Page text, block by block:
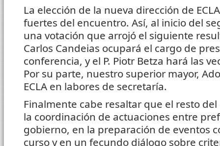
La elección de la nueva dirección de
fuertes del encuentro. Así, al inicio del
una votación que arrojó el siguiente
Carlos Candeias ocupará el cargo de
conferencia, y el P. Piotr Betza hará las
Por su parte, nuestro superior mayor,
ECLA en labores de secretaría.
Finalmente cabe resaltar que el resto
la coordinación de actuaciones entre
gobierno, en la preparación de eventos
curso y en un fecundo diálogo sobre